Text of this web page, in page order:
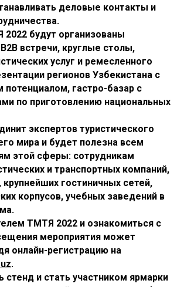
деловые контакты и
будут организованы
встречи, круглые столы,
услуг и ремесленного
регионов Узбекистана с
потенциалом, гастро-базар с
по приготовлению национальных
экспертов туристического
мира и будет полезна всем
этой сферы: сотрудникам
и транспортных компаний,
крупнейших гостиничных сетей,
корпусов, учебных заведений в
ТМТЯ 2022 и ознакомиться с
мероприятия может
онлайн-регистрацию на
.
стенд и стать участником ярмарки